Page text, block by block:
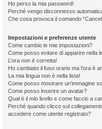
Ho perso la mia password!
Perché vengo disconnesso
Che cosa provoca il comando
Impostazioni e preferenze utente
Come cambio le mie impostazioni?
Come posso evitare di apparire nella
L’ora non è corretta!
Ho cambiato il fuso orario ma l’ora è
La mia lingua non è nella lista!
Come posso mostrare un’immagine
Come posso inserire un avatar?
Qual è il mio livello e come faccio a
Perché quando clicco sul
accedere come utente registrato?